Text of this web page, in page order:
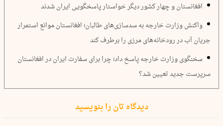
افغانستان و چهار کشور دیگر خواستار پاسخگویی ایران شدند
واکنش وزارت خارجه به سدسازی‌های طالبان؛ افغانستان موانع استمرار
جریان آب در رودخانه‌های مرزی را برطرف کند
سخنگوی وزارت خارجه پاسخ داد؛ چرا برای سفارت ایران در افغانستان
سرپرست جدید تعیین شد؟
دیدگاه تان را بنویسید